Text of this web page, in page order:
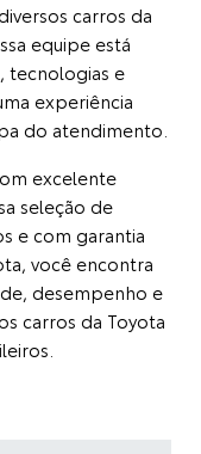
carros da
equipe está
tecnologias e
experiência
do atendimento.
excelente
seleção de
e com garantia
você encontra
desempenho e
carros da Toyota